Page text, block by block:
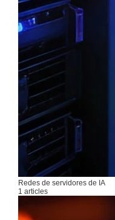
Redes de servidores de IA
1 articles